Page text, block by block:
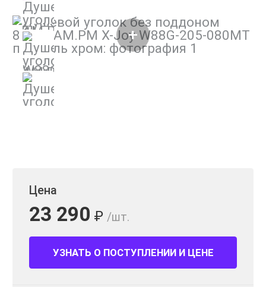
Цена
23 290 ₽ /шт.
УЗНАТЬ О ПОСТУПЛЕНИИ И ЦЕНЕ